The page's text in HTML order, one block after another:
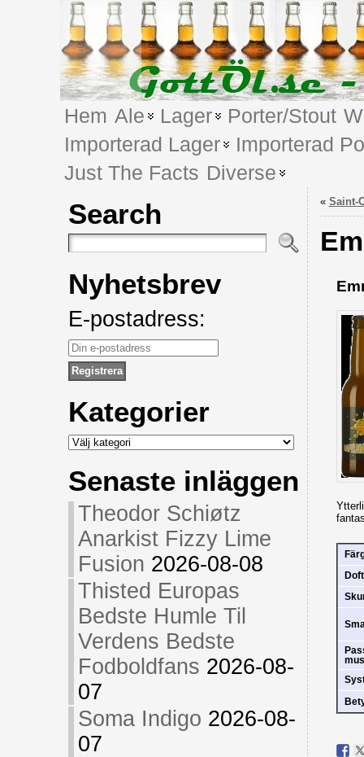
Hem Ale Lager Porter/Stout
Importerad Lager
Importerad
Just The Facts Diverse
Search
Nyhetsbrev
E-postadress:
Kategorier
Kategorier
Senaste inläggen
Theodor Schiøtz
Anarkist Fizzy Lime
Fusion 2026-08-08
Thisted Europas
Bedste Humle Til
Verdens Bedste
Fodboldfans 2026-08-
07
Soma Indigo 2026-08-
07
« Saint-
Doft